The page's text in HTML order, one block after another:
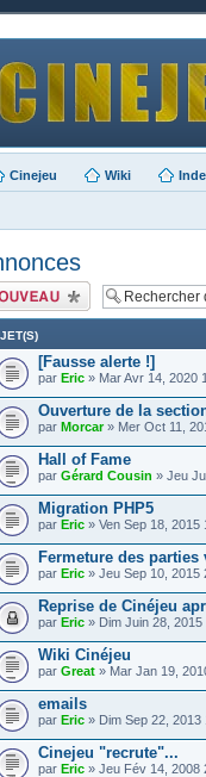
Cinejeu Wiki
un nouveau
[Fausse alerte !]
par Eric » Mar Avr 14, 2020
Ouverture de la
par Morcar» Mer Oct 11,
Hall of Fame
par Gérard Cousin » Jeu
Migration PHP5
par Eric » Ven Sep 18, 2015
Fermeture des parties
par Eric » Jeu Sep 10, 2015
Reprise de Cinéjeu
par Eric » Dim Juin 28, 2015
Wiki Cinéjeu
par Great » Mar Jan 19,
emails
par Eric » Dim Sep 22, 2013
Cinejeu "recrute"...
par Eric » Jeu Fév 14, 2008